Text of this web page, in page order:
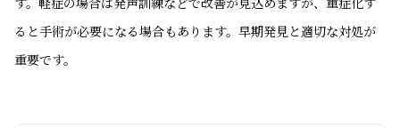
ると手術が必要になる場合もあります。早期発見と適切な対処が
重要です。